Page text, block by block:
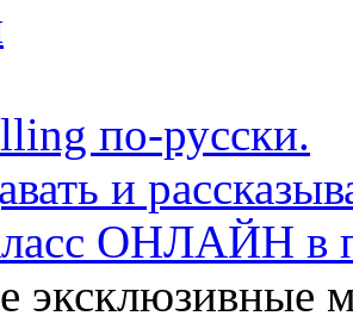
по-русски.
и
ОНЛАЙН в
эксклюзивные